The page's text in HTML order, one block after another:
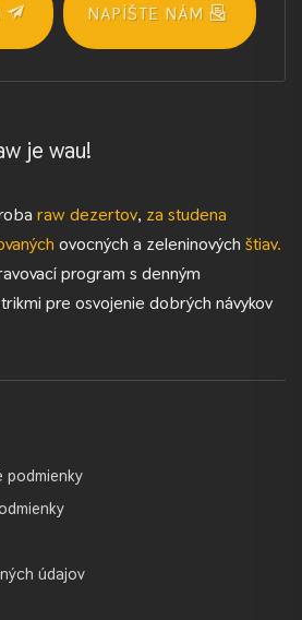
NAPÍŠTE NÁM
je wau!
raw dezertov, za studena
ovocných a zeleninových štiav.
program s denným
pre osvojenie dobrých návykov
podmienky
údajov